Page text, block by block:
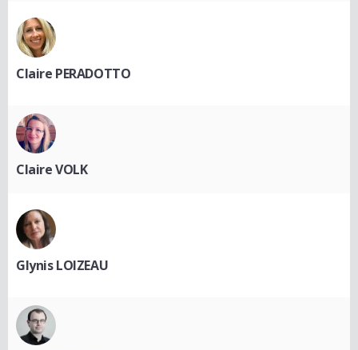
Claire PERADOTTO
Claire VOLK
Glynis LOIZEAU